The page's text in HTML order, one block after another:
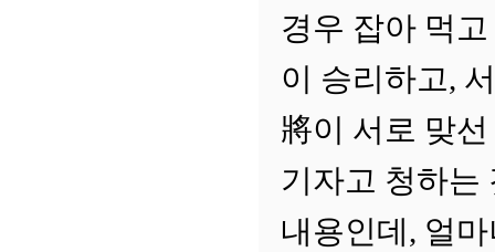
경우 잡아 먹
이 승리하고,
將이 서로 맞
기자고 청하는
내용인데, 얼